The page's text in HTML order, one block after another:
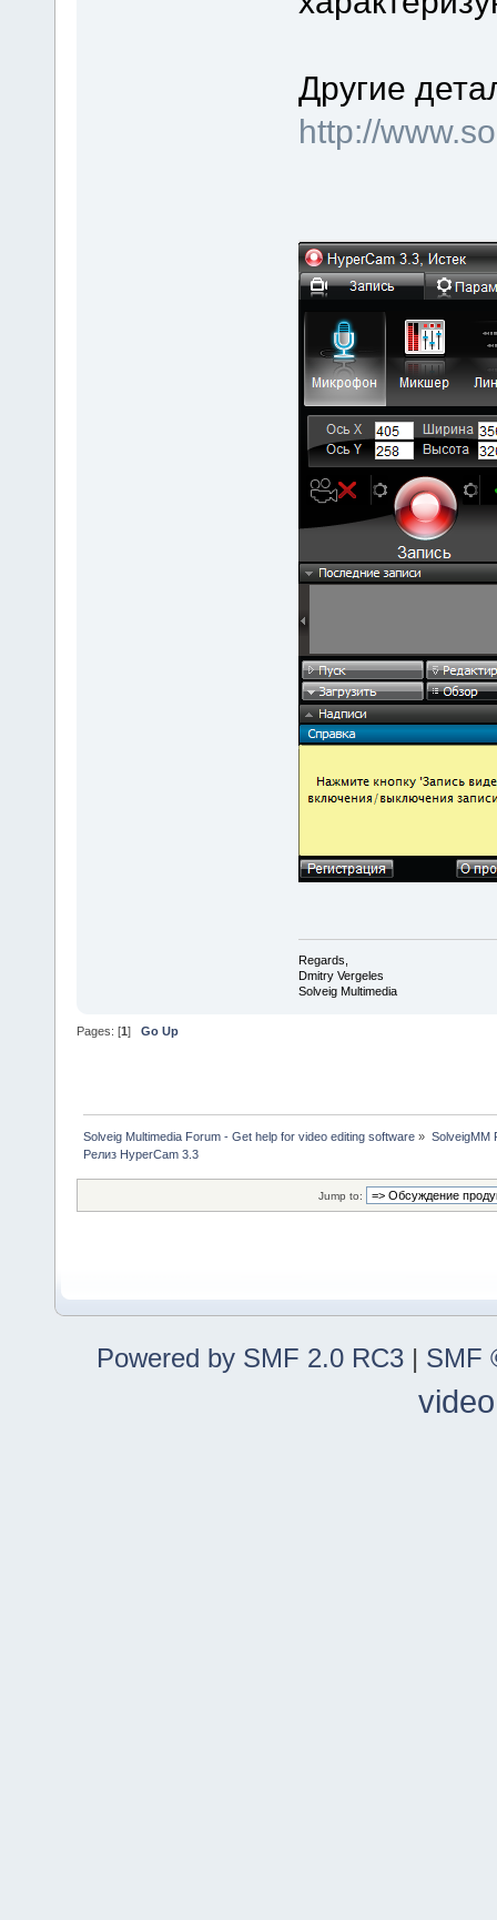
Другие
http://
Regards,
Dmitry Vergeles
Solveig Multimedia
Pages: [1 ] Go Up
Solveig Multimedia Forum - Get help for video editing software » SolveigMM
Релиз HyperCam 3.3
Jump to:
Powered by SMF 2.0 RC3 | SMF